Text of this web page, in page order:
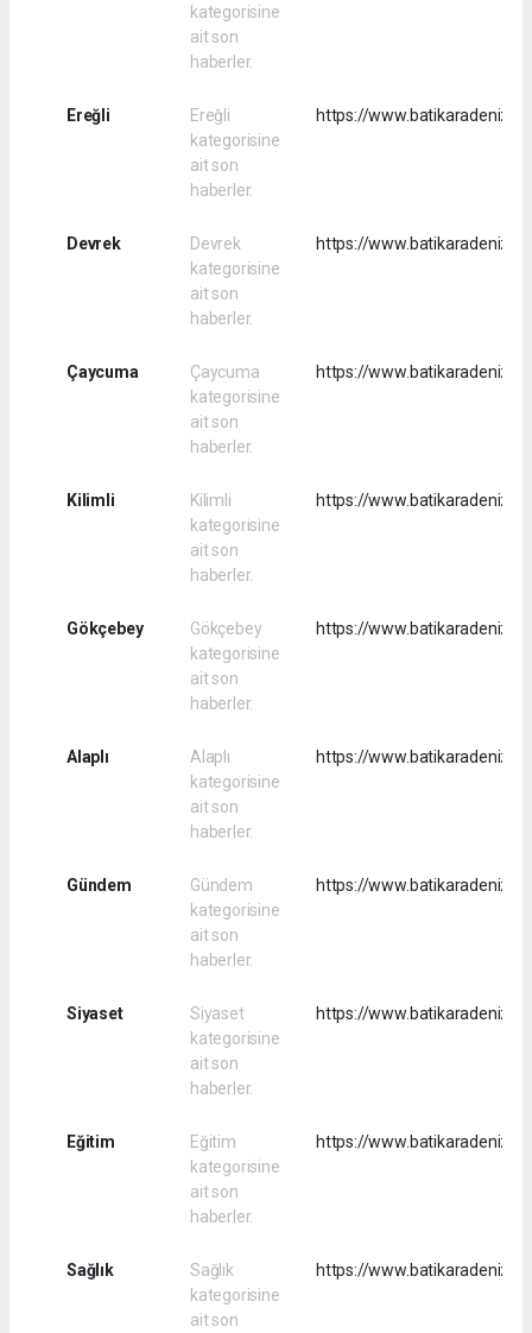
kategorisine
ait son
haberler.
Ereğli
Ereğli
kategorisine
ait son
haberler.
https://
Devrek
Devrek
kategorisine
ait son
haberler.
https://
Çaycuma
Çaycuma
kategorisine
ait son
haberler.
https://
Kilimli
Kilimli
kategorisine
ait son
haberler.
https://
Gökçebey
Gökçebey
kategorisine
ait son
haberler.
https://
Alaplı
Alaplı
kategorisine
ait son
haberler.
https://
Gündem
Gündem
kategorisine
ait son
haberler.
https://
Siyaset
Siyaset
kategorisine
ait son
haberler.
https://
Eğitim
Eğitim
kategorisine
ait son
haberler.
https://
Sağlık
Sağlık
kategorisine
ait son
https://